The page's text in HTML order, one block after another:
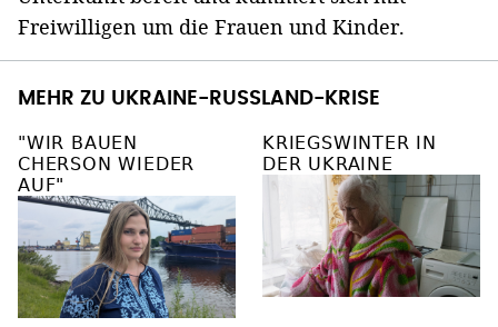
Freiwilligen um die Frauen und Kinder.
MEHR ZU UKRAINE-RUSSLAND-KRISE
"WIR BAUEN
CHERSON WIEDER
AUF"
KRIEGSWINTER IN
DER UKRAINE